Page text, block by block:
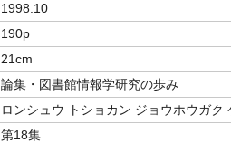
1998.10
190p
21cm
論集・図書館情報学研究の歩み
ロンシュウ トショカン ジョウホウガク
第18集